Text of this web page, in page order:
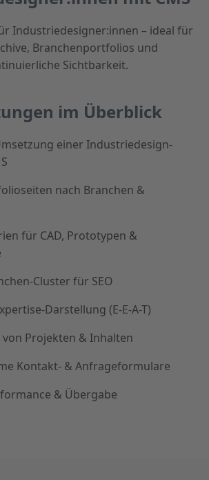
Industriedesigner:innen – ideal für
Branchenportfolios und
Sichtbarkeit.
im Überblick
einer Industriedesign-
nach Branchen &
für CAD, Prototypen &
Cluster für SEO
Darstellung (E-E-A-T)
von Projekten & Inhalten
Kontakt- & Anfrageformulare
& Übergabe